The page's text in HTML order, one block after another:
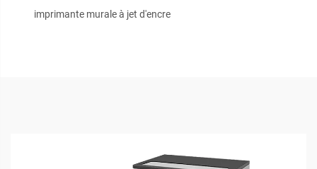
imprimante murale à jet d'encre